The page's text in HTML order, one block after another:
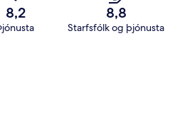
8,2 8,8
Starfsfólk og þjónusta